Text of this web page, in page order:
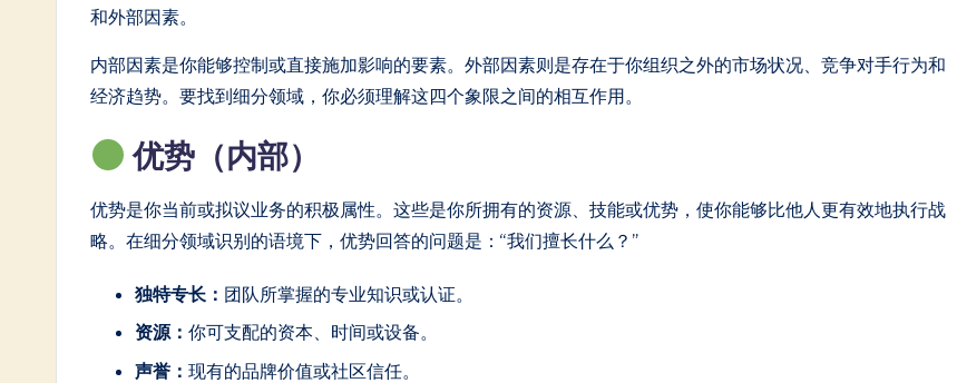
in
A
和外部因素。
内部因素是你能够控制或直接施加影响的要素。外部因素则是存在于你组织之外的市场状况、竞争对手行为和
经济趋势。要找到细分领域，你必须理解这四个象限之间的相互作用。
优势（内部）
优势是你当前或拟议业务的积极属性。这些是你所拥有的资源、技能或优势，使你能够比他人更有效地执行战
略。在细分领域识别的语境下，优势回答的问题是：“我们擅长什么？”
独特专长： 团队所掌握的专业知识或认证。
资源： 你可支配的资本、时间或设备。
声誉： 现有的品牌价值或社区信任。